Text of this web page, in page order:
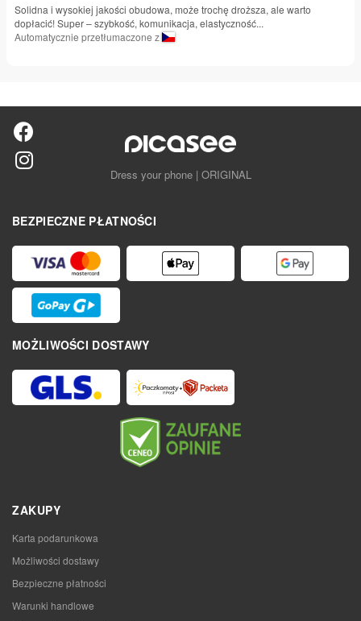
Solidna i wysokiej jakości obudowa, może trochę droższa, ale warto
dopłacić! Super – szybkość, komunikacja, elastyczność...
Automatycznie przetłumaczone z
Dress your phone | ORIGINAL
BEZPIECZNE PŁATNOŚCI
MOŻLIWOŚCI DOSTAWY
ZAKUPY
Karta podarunkowa
Możliwości dostawy
Bezpieczne płatności
Warunki handlowe